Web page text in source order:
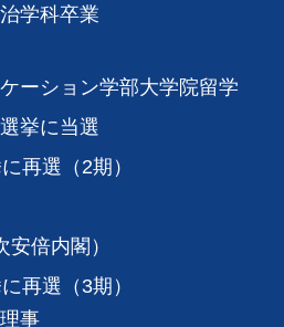
学科卒業
ーション学部大学院留学
挙に当選
再選（2期）
倍内閣）
再選（3期）
事